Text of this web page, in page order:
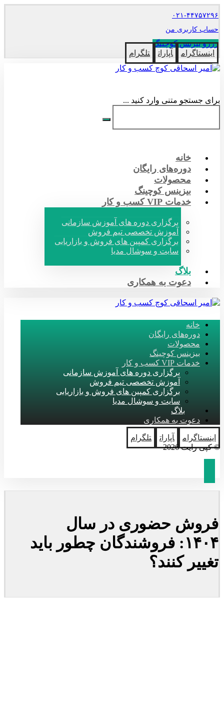
۰۲۱-۴۴۷۵۷۲۹۶
حساب کاربری من
رزرو بیزنس کوچینگ
اینستاگرام
آپارات تلگرام
برای جستجو متنی وارد کنید ...
خانه
دوره‌های رایگان
محصولات
بیزینس کوچینگ
خدمات VIP کسب و کار
برگزاری دوره های آموزش سازمانی
آموزش تخصصی تیم فروش
برگزاری کمپین های فروش و بازاریابی
سایت و سوشال مدیا
بلاگ
دعوت به همکاری
خانه
دوره‌های رایگان
محصولات
بیزینس کوچینگ
خدمات VIP کسب و کار
برگزاری دوره های آموزش سازمانی
آموزش تخصصی تیم فروش
برگزاری کمپین های فروش و بازاریابی
سایت و سوشال مدیا
بلاگ
دعوت به همکاری
اینستاگرام آپارات
تلگرام
© کپی رایت 2026
فروش حضوری در سال
۱۴۰۴: فروشندگان چطور باید
تغییر کنند؟